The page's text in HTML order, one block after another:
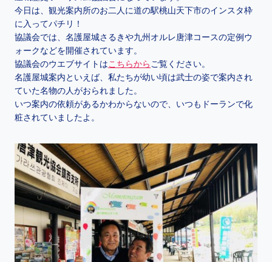
今日は、観光案内所のお二人に道の駅桃山天下市のインスタ枠
に入ってパチリ！
協議会では、名護屋城さるきや九州オルレ唐津コースの定例ウ
ォークなどを開催されています。
協議会のウエブサイトはこちらからご覧ください。
名護屋城案内といえば、私たちが幼い頃は武士の姿で案内され
ていた名物の人がおられました。
いつ案内の依頼があるかわからないので、いつもドーランで化
粧されていましたよ。